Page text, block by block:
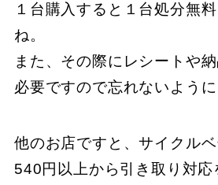
１台購入すると１台処分無
ね。
また、その際にレシートや
必要ですので忘れないように
他のお店ですと、​サイクル
540円以上から引き取り対応